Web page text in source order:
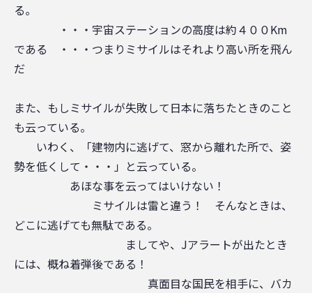
る。
・・・宇宙ステーションの高度は約４００Km
である ・・・つまりミサイルはそれより高い所を飛ん
だ
また、もしミサイルが失敗して日本に落ちたときのこと
も云っている。
いわく、「建物内に逃げて、窓から離れた所で、姿
勢を低くして・・・」と云っている。
あほな事を云ってはいけない！
ミサイルは雷と違う！ そんなときは、
どこに逃げても無駄である。
ましてや、Jアラートが出たとき
には、概ね着弾後である！
真面目な国民を相手に、バカ